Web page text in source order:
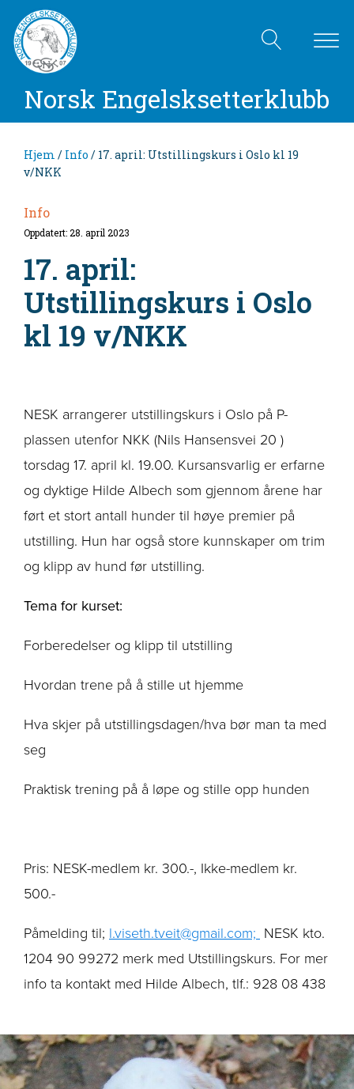
Norsk Engelsksetterklubb
Hjem / Info / 17. april: Utstillingskurs i Oslo kl 19
v/NKK
Info
Oppdatert: 28. april 2023
17. april:
Utstillingskurs i Oslo
kl 19 v/NKK
NESK arrangerer utstillingskurs i Oslo på P-
plassen utenfor NKK (Nils Hansensvei 20 )
torsdag 17. april kl. 19.00. Kursansvarlig er erfarne
og dyktige Hilde Albech som gjennom årene har
ført et stort antall hunder til høye premier på
utstilling. Hun har også store kunnskaper om trim
og klipp av hund før utstilling.
Tema for kurset:
Forberedelser og klipp til utstilling
Hvordan trene på å stille ut hjemme
Hva skjer på utstillingsdagen/hva bør man ta med
seg
Praktisk trening på å løpe og stille opp hunden
Pris: NESK-medlem kr. 300.-, Ikke-medlem kr.
500.-
Påmelding til; l.viseth.tveit@gmail.com; NESK kto.
1204 90 99272 merk med Utstillingskurs. For mer
info ta kontakt med Hilde Albech, tlf.: 928 08 438